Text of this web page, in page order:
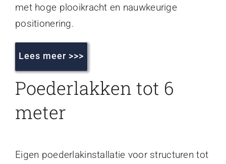
met hoge plooikracht en nauwkeurige
positionering.
Lees meer >>>
Poederlakken tot 6
meter
Eigen poederlakinstallatie voor structuren tot